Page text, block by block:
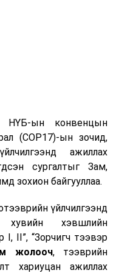
өдөртөө 1-6 хэм
10-15 хэм хүйтэн,
хүйтэн байна. 3-наас
ГАЗАР
ХЭЛТЭС
салхи” тоглолт
НҮБ-ын конвенцын
(COP17)-ын зочид,
ажиллах
сургалтыг Зам,
зохион байгууллаа.
үйлчилгээнд
хэвшлийн
I, II”, “Зорчигч тээвэр
жолооч, тээврийн
хариуцан ажиллах